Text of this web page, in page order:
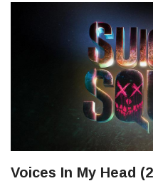
Voices In My Head